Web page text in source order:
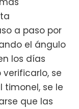
a paso por
el ángulo
los días
se
timonel, se le
que las